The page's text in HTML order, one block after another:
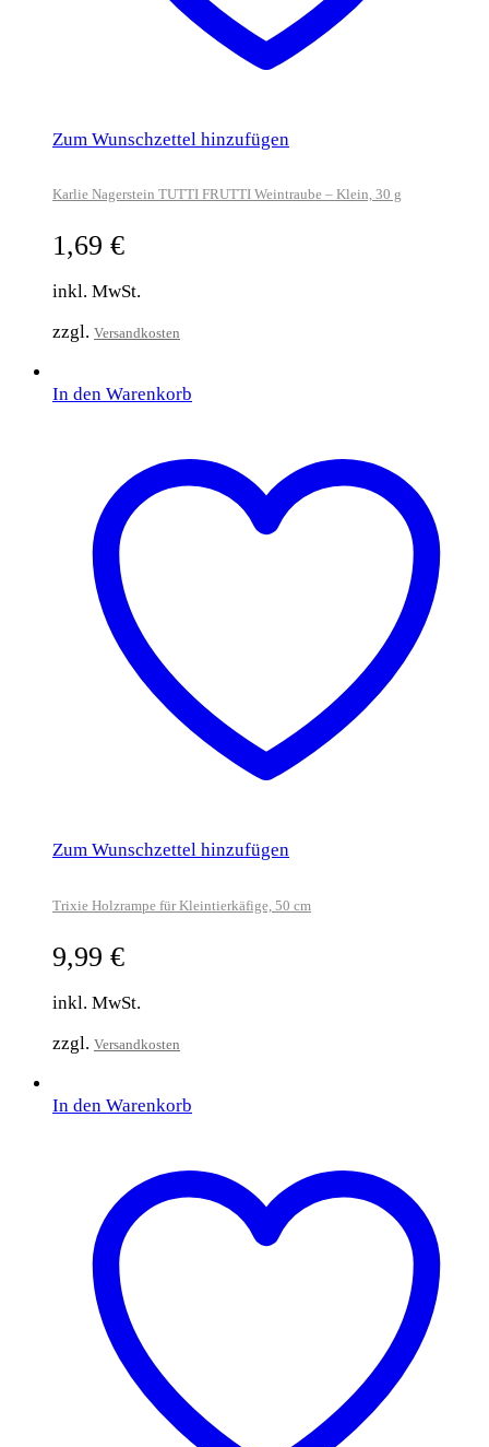
Zum Wunschzettel hinzufügen
Karlie Nagerstein TUTTI FRUTTI Weintraube – Klein, 30 g
1,69 €
inkl. MwSt.
zzgl. Versandkosten
In den Warenkorb
Zum Wunschzettel hinzufügen
Trixie Holzrampe für Kleintierkäfige, 50 cm
9,99 €
inkl. MwSt.
zzgl. Versandkosten
In den Warenkorb